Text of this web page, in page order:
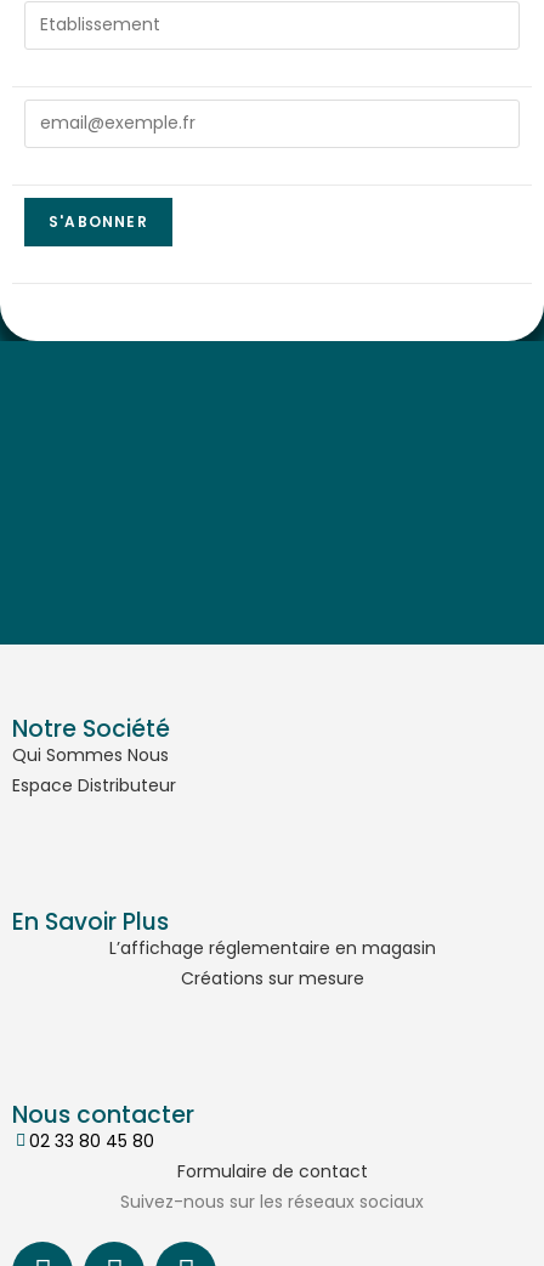
Notre Société
Qui Sommes Nous
Espace Distributeur
En Savoir Plus
L’affichage réglementaire en magasin
Créations sur mesure
Nous contacter
02 33 80 45 80
Formulaire de contact
Suivez-nous sur les réseaux sociaux